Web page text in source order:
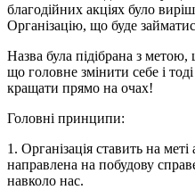
благодійних акціях було
Організацію, що буде
Назва була підібрана з
що головне змінити себе і
кращати прямо на очах!
Головні принципи:
1. Організація ставить на
направлена на побудову
навколо нас.